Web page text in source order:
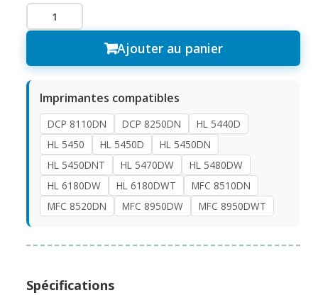
Ajouter au panier
Imprimantes compatibles
DCP 8110DN DCP 8250DN
HL 5440D
HL 5450
HL 5450D
HL 5450DN
HL 5450DNT
HL 5470DW
HL 5480DW
HL 6180DW
HL 6180DWT
MFC 8510DN
MFC 8520DN
MFC 8950DW MFC 8950DWT
Spécifications